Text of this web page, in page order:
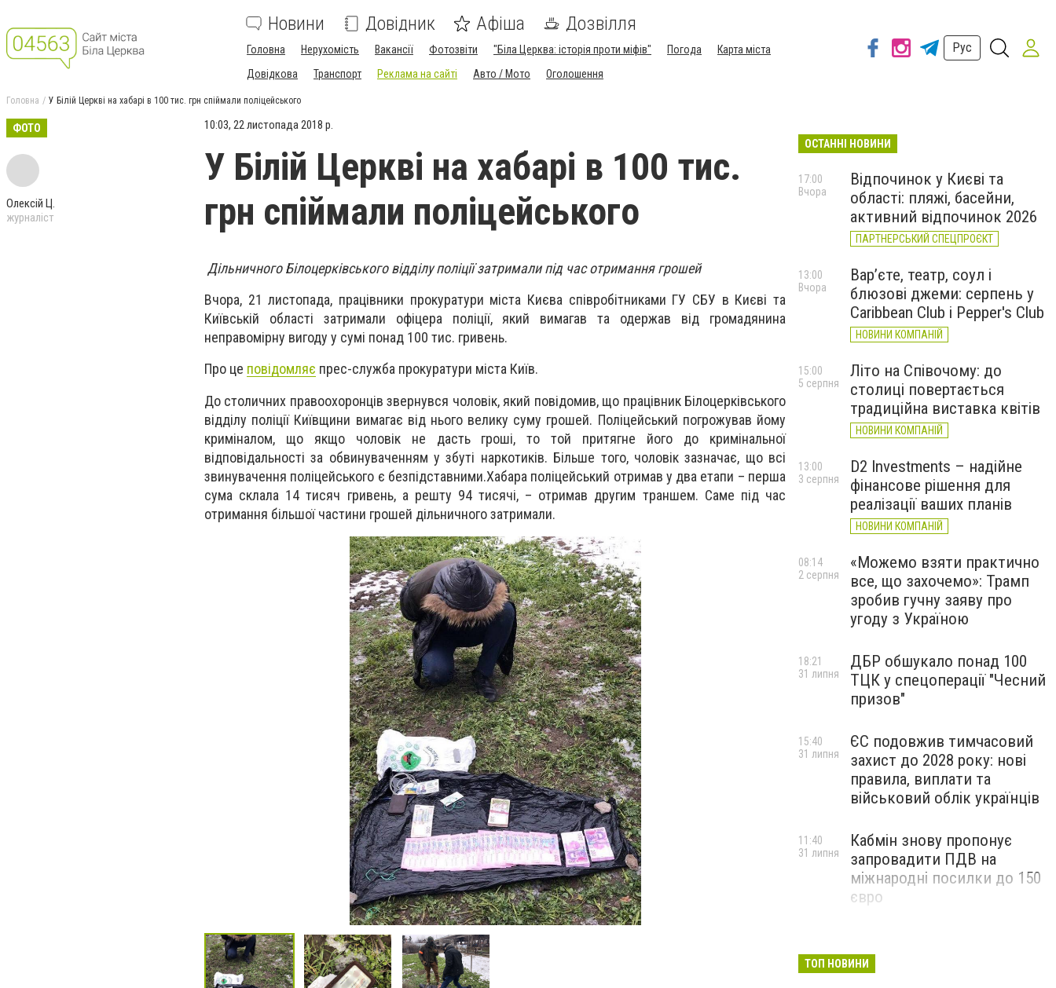
Новини Довідник Афіша Дозвілля
Головна Нерухомість Вакансії Фотозвіти "Біла Церква: історія проти міфів" Погода
Карта міста
Довідкова
Транспорт Реклама на сайті Авто / Мото Оголошення
Рус
Головна У Білій Церкві на хабарі в 100 тис. грн спіймали поліцейського
ФОТО
Олексій Ц.
журналіст
10:03, 22 листопада 2018 р.
У Білій Церкві на хабарі в 100 тис.
грн спіймали поліцейського
Дільничного Білоцерківського відділу поліції затримали під час отримання грошей
Вчора, 21 листопада, працівники прокуратури міста Києва співробітниками ГУ СБУ в Києві та
Київській області затримали офіцера поліції, який вимагав та одержав від громадянина
неправомірну вигоду у сумі понад 100 тис. гривень.
Про це повідомляє прес-служба прокуратури міста Київ.
До столичних правоохоронців звернувся чоловік, який повідомив, що працівник Білоцерківського
відділу поліції Київщини вимагає від нього велику суму грошей. Поліцейський погрожував йому
криміналом, що якщо чоловік не дасть гроші, то той притягне його до кримінальної
відповідальності за обвинуваченням у збуті наркотиків. Більше того, чоловік зазначає, що всі
звинувачення поліцейського є безпідставними.Хабара поліцейський отримав у два етапи – перша
сума склала 14 тисяч гривень, а решту 94 тисячі, – отримав другим траншем. Саме під час
отримання більшої частини грошей дільничного затримали.
ОСТАННІ НОВИНИ
Відпочинок у Києві та
області: пляжі, басейни,
активний відпочинок 2026
ПАРТНЕРСЬКИЙ СПЕЦПРОЄКТ
17:00
Вчора
Вар’єте, театр, соул і
блюзові джеми: серпень у
Caribbean Club і Pepper's Club
НОВИНИ КОМПАНІЙ
13:00
Вчора
Літо на Співочому: до
столиці повертається
традиційна виставка квітів
НОВИНИ КОМПАНІЙ
15:00
5 серпня
D2 Investments – надійне
фінансове рішення для
реалізації ваших планів
НОВИНИ КОМПАНІЙ
13:00
3 серпня
«Можемо взяти практично
все, що захочемо»: Трамп
зробив гучну заяву про
угоду з Україною
08:14
2 серпня
ДБР обшукало понад 100
ТЦК у спецоперації "Чесний
призов"
18:21
31 липня
ЄС подовжив тимчасовий
захист до 2028 року: нові
правила, виплати та
військовий облік українців
15:40
31 липня
Кабмін знову пропонує
запровадити ПДВ на
міжнародні посилки до 150
євро
11:40
31 липня
ТОП НОВИНИ